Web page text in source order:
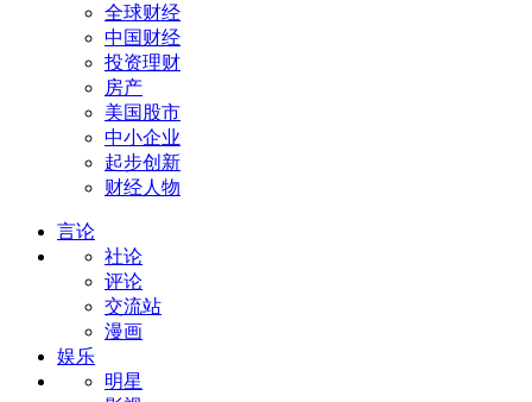
全球财经
中国财经
投资理财
房产
美国股市
中小企业
起步创新
财经人物
言论
社论
评论
交流站
漫画
娱乐
明星